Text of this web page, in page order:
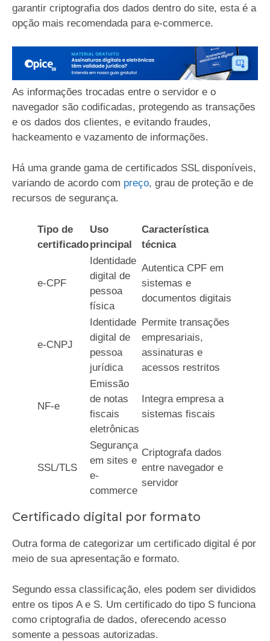
garantir criptografia dos dados dentro do site, esta é a
opção mais recomendada para e-commerce.
As informações trocadas entre o servidor e o
navegador são codificadas, protegendo as transações
e os dados dos clientes, e evitando fraudes,
hackeamento e vazamento de informações.
Há uma grande gama de certificados SSL disponíveis,
variando de acordo com preço, grau de proteção e de
recursos de segurança.
Tipo de
certificado
Uso
principal
Característica
técnica
e-CPF
Identidade
digital de
pessoa
física
Autentica CPF em
sistemas e
documentos digitais
e-CNPJ
Identidade
digital de
pessoa
jurídica
Permite transações
empresariais,
assinaturas e
acessos restritos
NF-e
Emissão
de notas
fiscais
eletrônicas
Integra empresa a
sistemas fiscais
SSL/TLS
Segurança
em sites e
e-
commerce
Criptografa dados
entre navegador e
servidor
Certificado digital por formato
Outra forma de categorizar um certificado digital é por
meio de sua apresentação e formato.
Segundo essa classificação, eles podem ser divididos
entre os tipos A e S. Um certificado do tipo S funciona
como criptografia de dados, oferecendo acesso
somente a pessoas autorizadas.